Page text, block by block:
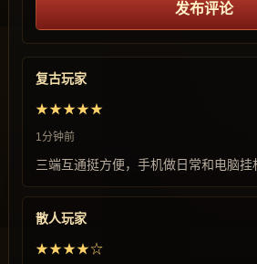
发布评论
复古玩家
★★★★★
1分钟前
三端互通挺方便，手机做日常和电脑挂
散人玩家
★★★★☆